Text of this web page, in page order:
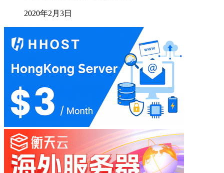
2020年2月3日